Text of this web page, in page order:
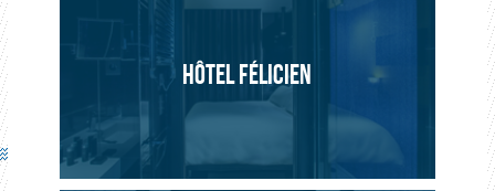
Restaurant La Bottega Dei Sogni
2012, Italie
Panneau japonais avec design spécifique, fils textiles roses
protégés par une feuille PVC.
HÔTEL FÉLICIEN